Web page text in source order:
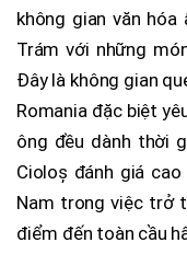
không gian văn
Trám với những
Đây là không gian
Romania đặc biệt
ông đều dành thời
Cioloș đánh giá
Nam trong việc trở
điểm đến toàn cầu